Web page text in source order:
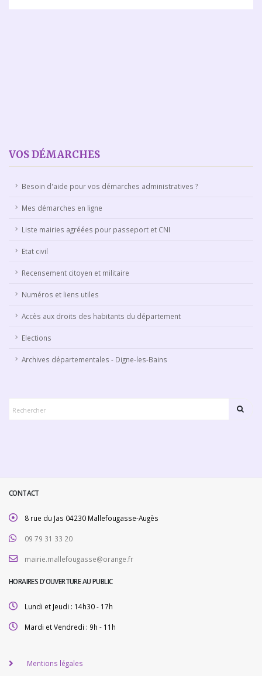
VOS DÉMARCHES
Besoin d'aide pour vos démarches administratives ?
Mes démarches en ligne
Liste mairies agréées pour passeport et CNI
Etat civil
Recensement citoyen et militaire
Numéros et liens utiles
Accès aux droits des habitants du département
Elections
Archives départementales - Digne-les-Bains
CONTACT
8 rue du Jas 04230 Mallefougasse-Augès
09 79 31 33 20
mairie.mallefougasse@orange.fr
HORAIRES D'OUVERTURE AU PUBLIC
Lundi et Jeudi : 14h30 - 17h
Mardi et Vendredi : 9h - 11h
Mentions légales